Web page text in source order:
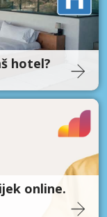
hotel?
online.